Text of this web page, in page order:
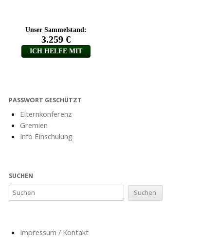
PASSWORT GESCHÜTZT
Elternkonferenz
Gremien
Info Einschulung
SUCHEN
Impressum / Kontakt